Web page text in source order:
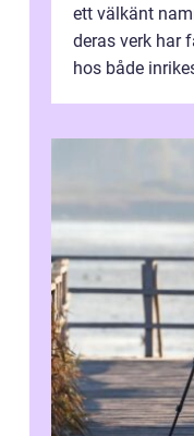
ett välkänt
deras verk har
hos både